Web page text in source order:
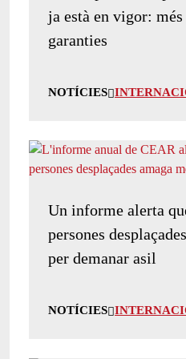
ja està en vigor:
garanties
NOTÍCIES
Un informe alerta
persones
per demanar asil
NOTÍCIES